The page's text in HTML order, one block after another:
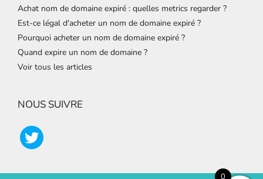
Achat nom de domaine expiré : quelles metrics regarder ?
Est-ce légal d'acheter un nom de domaine expiré ?
Pourquoi acheter un nom de domaine expiré ?
Quand expire un nom de domaine ?
Voir tous les articles
NOUS SUIVRE
0